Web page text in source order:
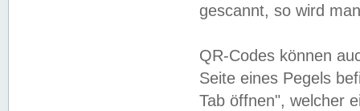
gescannt, so wird
QR-Codes können
Seite eines Pegels
Tab öffnen", welcher